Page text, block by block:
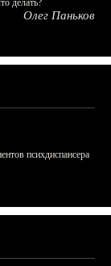
делать?
Олег Паньков
психдиспансера